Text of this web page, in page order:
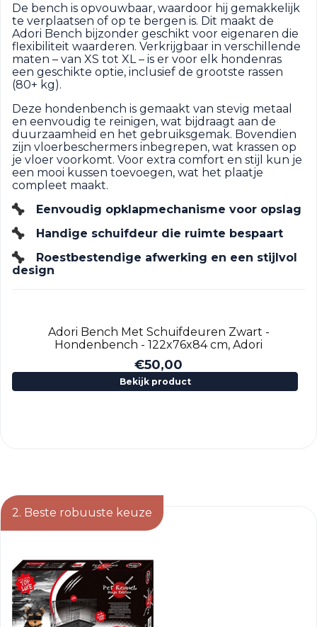
De bench is opvouwbaar, waardoor hij gemakkelijk
te verplaatsen of op te bergen is. Dit maakt de
Adori Bench bijzonder geschikt voor eigenaren die
flexibiliteit waarderen. Verkrijgbaar in verschillende
maten – van XS tot XL – is er voor elk hondenras
een geschikte optie, inclusief de grootste rassen
(80+ kg).
Deze hondenbench is gemaakt van stevig metaal
en eenvoudig te reinigen, wat bijdraagt aan de
duurzaamheid en het gebruiksgemak. Bovendien
zijn vloerbeschermers inbegrepen, wat krassen op
je vloer voorkomt. Voor extra comfort en stijl kun je
een mooi kussen toevoegen, wat het plaatje
compleet maakt.
Eenvoudig opklapmechanisme voor opslag
Handige schuifdeur die ruimte bespaart
Roestbestendige afwerking en een stijlvol
design
Adori Bench Met Schuifdeuren Zwart -
Hondenbench - 122x76x84 cm, Adori
€50,00
Bekijk product
2. Beste robuuste keuze